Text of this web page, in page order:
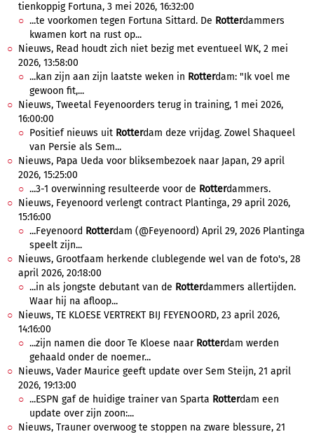
tienkoppig Fortuna, 3 mei 2026, 16:32:00
...te voorkomen tegen Fortuna Sittard. De Rotterdammers
kwamen kort na rust op...
Nieuws, Read houdt zich niet bezig met eventueel WK, 2 mei
2026, 13:58:00
...kan zijn aan zijn laatste weken in Rotterdam: "Ik voel me
gewoon fit,...
Nieuws, Tweetal Feyenoorders terug in training, 1 mei 2026,
16:00:00
Positief nieuws uit Rotterdam deze vrijdag. Zowel Shaqueel
van Persie als Sem...
Nieuws, Papa Ueda voor bliksembezoek naar Japan, 29 april
2026, 15:25:00
...3-1 overwinning resulteerde voor de Rotterdammers.
Nieuws, Feyenoord verlengt contract Plantinga, 29 april 2026,
15:16:00
...Feyenoord Rotterdam (@Feyenoord) April 29, 2026 Plantinga
speelt zijn...
Nieuws, Grootfaam herkende clublegende wel van de foto's, 28
april 2026, 20:18:00
...in als jongste debutant van de Rotterdammers allertijden.
Waar hij na afloop...
Nieuws, TE KLOESE VERTREKT BIJ FEYENOORD, 23 april 2026,
14:16:00
...zijn namen die door Te Kloese naar Rotterdam werden
gehaald onder de noemer...
Nieuws, Vader Maurice geeft update over Sem Steijn, 21 april
2026, 19:13:00
...ESPN gaf de huidige trainer van Sparta Rotterdam een
update over zijn zoon:...
Nieuws, Trauner overwoog te stoppen na zware blessure, 21